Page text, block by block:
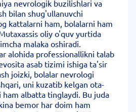
nevrologik buzilishlari va
bilan shug'ullanuvchi
kattalarni ham, bolalarni ham
oliy o'quv yurtida
malaka oshiradi.
alohida professionallikni talab
asab tizimi ishiga ta'sir
joizki, bolalar nevrologi
uni kuzatib kelgan ota-
albatta tinglaydi. Bu juda
bemor har doim ham